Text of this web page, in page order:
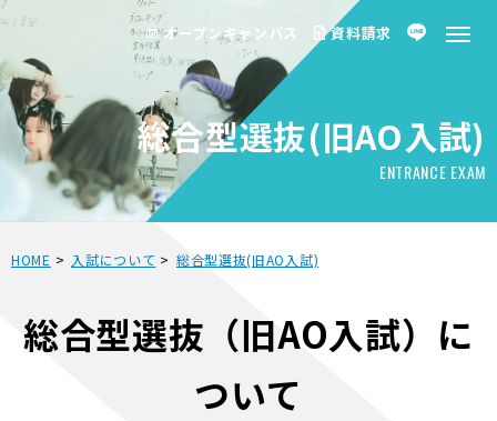
オープンキャンパス 資料請求
総合型選抜(旧AO入試)
ENTRANCE EXAM
HOME > 入試について > 総合型選抜(旧AO入試)
総合型選抜（旧AO入試）に
ついて